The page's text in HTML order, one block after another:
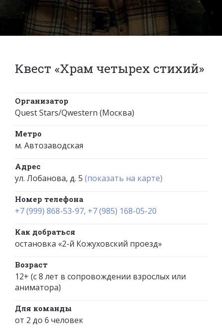
Квест «Храм четырех стихий»
Организатор
Quest Stars/Qwestern (Москва)
Метро
м. Автозаводская
Адрес
ул. Лобанова, д. 5 (показать на карте)
Номер телефона
+7 (999) 868-53-97, +7 (985) 168-05-20
Как добраться
остановка «2-й Кожуховский проезд»
Возраст
12+ (с 8 лет в сопровождении взрослых или
аниматора)
Для команды
от 2 до 6 человек